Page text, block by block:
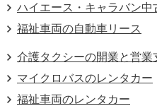
ハイエース・キャラバン中
福祉車両の自動車リース
介護タクシーの開業と営業
マイクロバスのレンタカー
福祉車両のレンタカー